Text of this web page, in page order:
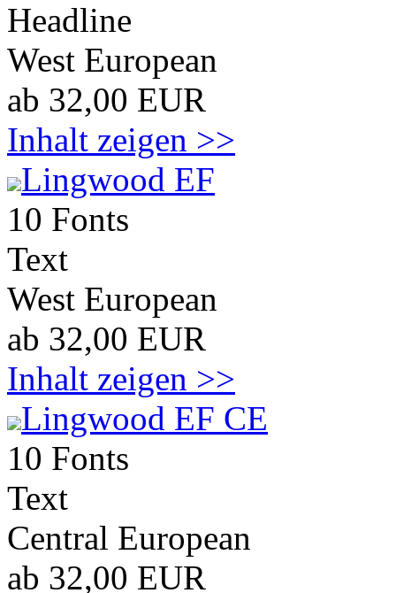
Headline
West European
ab 32,00 EUR
Inhalt zeigen >>
Lingwood EF
10 Fonts
Text
West European
ab 32,00 EUR
Inhalt zeigen >>
Lingwood EF CE
10 Fonts
Text
Central European
ab 32,00 EUR